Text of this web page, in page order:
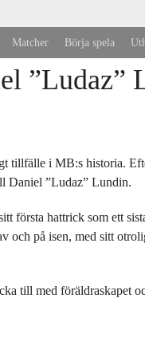
Matcher Börja spela
”Ludaz”
tillfälle i MB:s historia.
Daniel ”Ludaz” Lundin.
första hattrick som ett
och på isen, med sitt
till med föräldraskapet